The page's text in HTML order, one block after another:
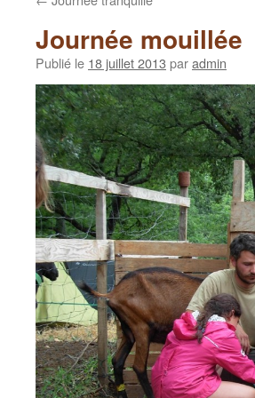
Journée mouillée
Publié le 18 juillet 2013paradmin